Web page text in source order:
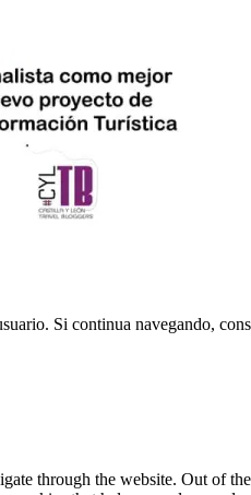
Si continua navegando,
through the website. Out of